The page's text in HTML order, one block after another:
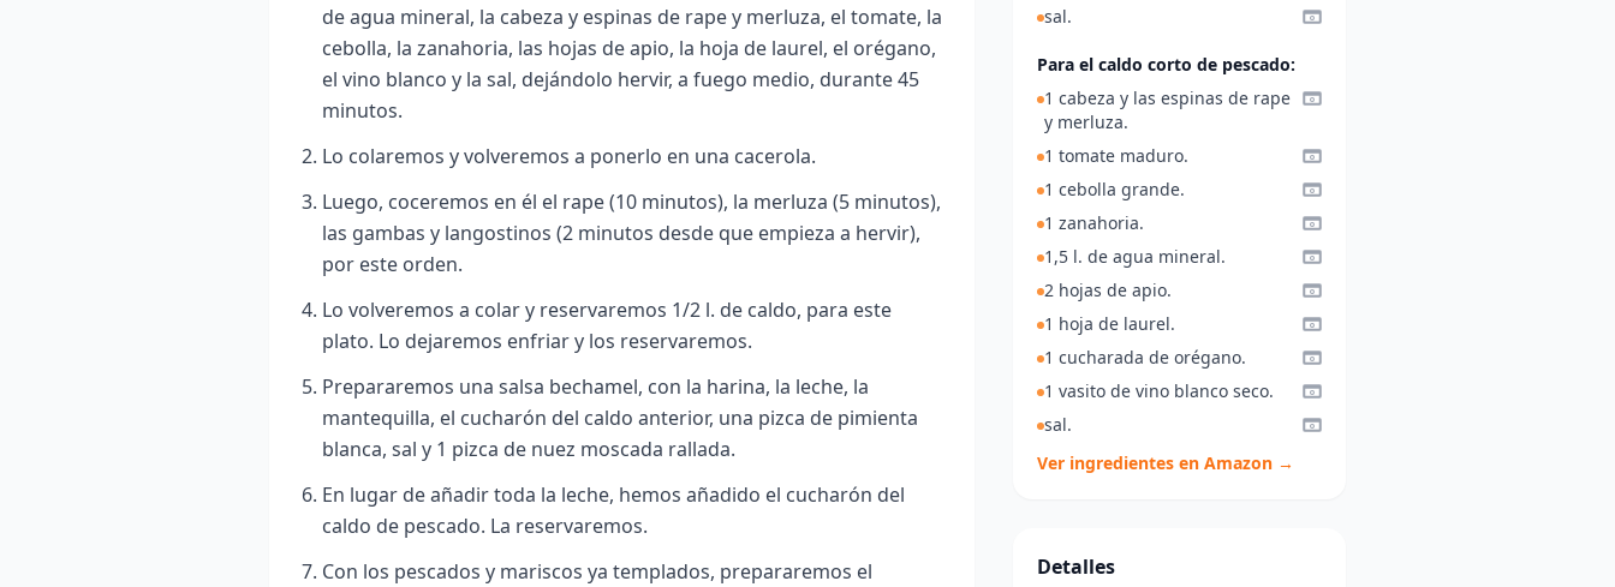
de agua mineral, la cabeza y espinas de rape y merluza, el tomate, la
cebolla, la zanahoria, las hojas de apio, la hoja de laurel, el orégano,
el vino blanco y la sal, dejándolo hervir, a fuego medio, durante 45
minutos.
Lo colaremos y volveremos a ponerlo en una cacerola.
Luego, coceremos en él el rape (10 minutos), la merluza (5 minutos),
las gambas y langostinos (2 minutos desde que empieza a hervir),
por este orden.
Lo volveremos a colar y reservaremos 1/2 l. de caldo, para este
plato. Lo dejaremos enfriar y los reservaremos.
Prepararemos una salsa bechamel, con la harina, la leche, la
mantequilla, el cucharón del caldo anterior, una pizca de pimienta
blanca, sal y 1 pizca de nuez moscada rallada.
En lugar de añadir toda la leche, hemos añadido el cucharón del
caldo de pescado. La reservaremos.
Con los pescados y mariscos ya templados, prepararemos el
sal.
Para el caldo corto de pescado:
1 cabeza y las espinas de rape
y merluza.
1 tomate maduro.
1 cebolla grande.
1 zanahoria.
1,5 l. de agua mineral.
2 hojas de apio.
1 hoja de laurel.
1 cucharada de orégano.
1 vasito de vino blanco seco.
sal.
Ver ingredientes en Amazon →
Detalles